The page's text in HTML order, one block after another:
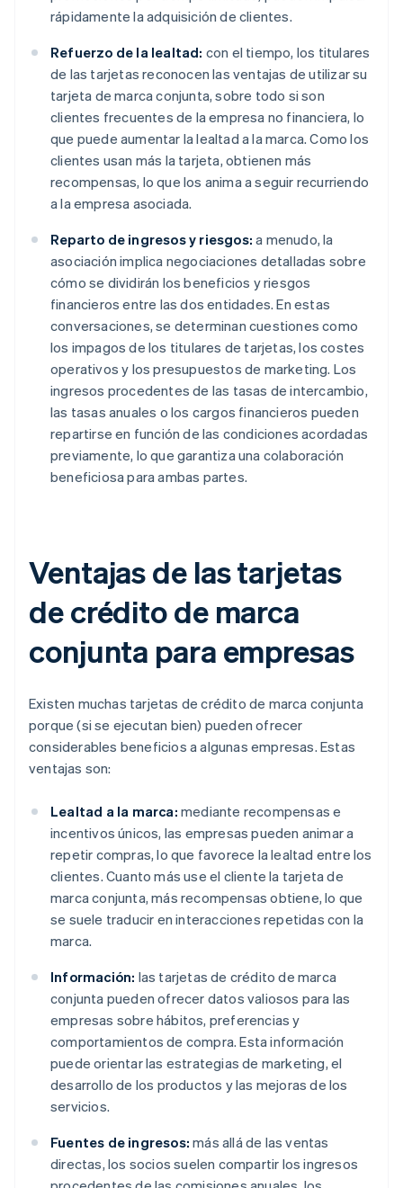
rápidamente la adquisición de clientes.
Refuerzo de la lealtad: con el tiempo, los titulares
de las tarjetas reconocen las ventajas de utilizar su
tarjeta de marca conjunta, sobre todo si son
clientes frecuentes de la empresa no financiera, lo
que puede aumentar la lealtad a la marca. Como los
clientes usan más la tarjeta, obtienen más
recompensas, lo que los anima a seguir recurriendo
a la empresa asociada.
Reparto de ingresos y riesgos: a menudo, la
asociación implica negociaciones detalladas sobre
cómo se dividirán los beneficios y riesgos
financieros entre las dos entidades. En estas
conversaciones, se determinan cuestiones como
los impagos de los titulares de tarjetas, los costes
operativos y los presupuestos de marketing. Los
ingresos procedentes de las tasas de intercambio,
las tasas anuales o los cargos financieros pueden
repartirse en función de las condiciones acordadas
previamente, lo que garantiza una colaboración
beneficiosa para ambas partes.
Ventajas de las tarjetas
de crédito de marca
conjunta para empresas
Existen muchas tarjetas de crédito de marca conjunta
porque (si se ejecutan bien) pueden ofrecer
considerables beneficios a algunas empresas. Estas
ventajas son:
Lealtad a la marca: mediante recompensas e
incentivos únicos, las empresas pueden animar a
repetir compras, lo que favorece la lealtad entre los
clientes. Cuanto más use el cliente la tarjeta de
marca conjunta, más recompensas obtiene, lo que
se suele traducir en interacciones repetidas con la
marca.
Información: las tarjetas de crédito de marca
conjunta pueden ofrecer datos valiosos para las
empresas sobre hábitos, preferencias y
comportamientos de compra. Esta información
puede orientar las estrategias de marketing, el
desarrollo de los productos y las mejoras de los
servicios.
Fuentes de ingresos: más allá de las ventas
directas, los socios suelen compartir los ingresos